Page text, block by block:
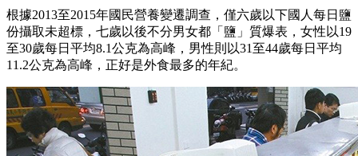
根據2013至2015年國民營養變遷調查，僅六歲以下國人每日鹽
份攝取未超標，七歲以後不分男女都「鹽」質爆表，女性以19
至30歲每日平均8.1公克為高峰，男性則以31至44歲每日平均
11.2公克為高峰，正好是外食最多的年紀。